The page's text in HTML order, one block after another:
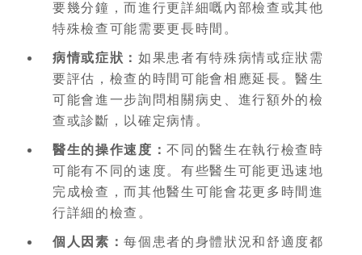
要幾分鐘，而進行更詳細嘅內部檢查或其他
特殊檢查可能需要更長時間。
病情或症狀：如果患者有特殊病情或症狀需
要評估，檢查的時間可能會相應延長。醫生
可能會進一步詢問相關病史、進行額外的檢
查或診斷，以確定病情。
醫生的操作速度：不同的醫生在執行檢查時
可能有不同的速度。有些醫生可能更迅速地
完成檢查，而其他醫生可能會花更多時間進
行詳細的檢查。
個人因素：每個患者的身體狀況和舒適度都